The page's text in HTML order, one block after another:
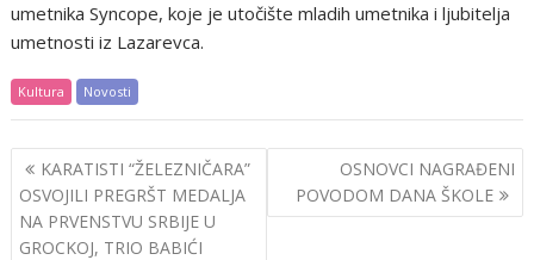
umetnika Syncope, koje je utočište mladih umetnika i ljubitelja
umetnosti iz Lazarevca.
Kultura Novosti
Post
navigation
KARATISTI “ŽELEZNIČARA”
OSVOJILI PREGRŠT MEDALJA
NA PRVENSTVU SRBIJE U
GROCKOJ, TRIO BABIĆI
OSNOVCI NAGRAĐENI
POVODOM DANA ŠKOLE